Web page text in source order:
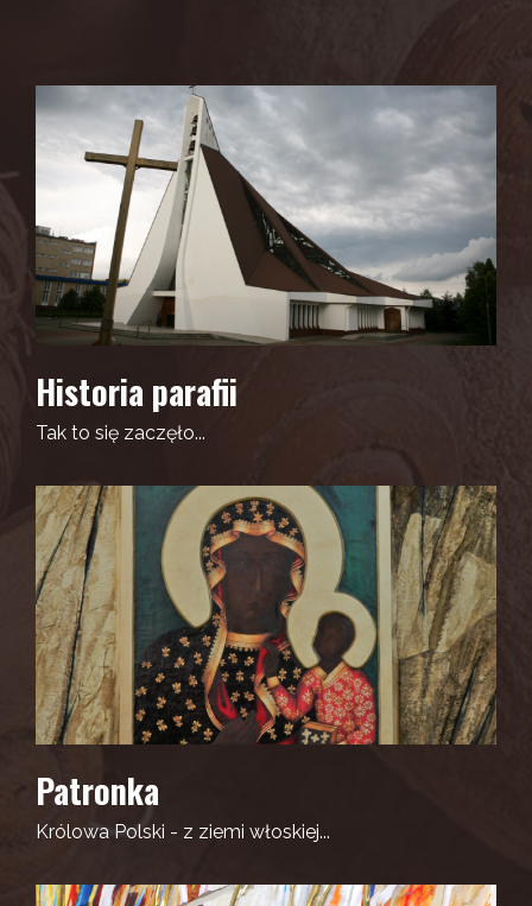
Historia parafii
Tak to się zaczęło...
Patronka
Królowa Polski - z ziemi włoskiej...